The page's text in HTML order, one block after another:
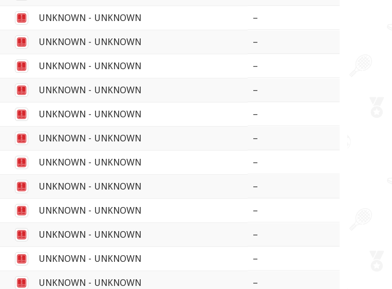
UNKNOWN - UNKNOWN –
UNKNOWN - UNKNOWN –
UNKNOWN - UNKNOWN –
UNKNOWN - UNKNOWN –
UNKNOWN - UNKNOWN –
UNKNOWN - UNKNOWN –
UNKNOWN - UNKNOWN –
UNKNOWN - UNKNOWN –
UNKNOWN - UNKNOWN –
UNKNOWN - UNKNOWN –
UNKNOWN - UNKNOWN –
UNKNOWN - UNKNOWN –